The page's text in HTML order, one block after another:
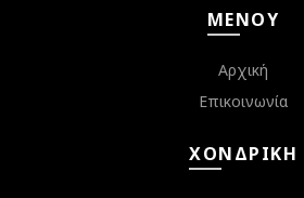
ΜΕΝΟΎ
Αρχική
Επικοινωνία
ΧΟΝΔΡΙΚΉ